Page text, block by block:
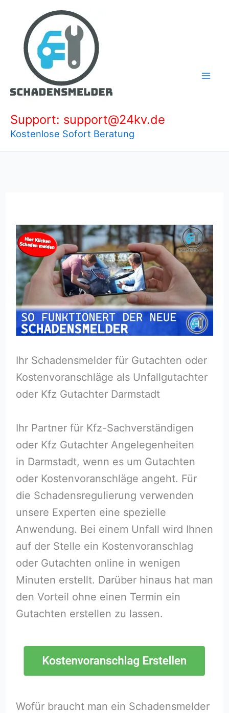
springen
Support: support@24kv.de
Kostenlose Sofort Beratung
Ihr Schadensmelder für Gutachten oder
Kostenvoranschläge als Unfallgutachter
oder Kfz Gutachter Darmstadt
Ihr Partner für Kfz-Sachverständigen
oder Kfz Gutachter Angelegenheiten
in Darmstadt, wenn es um Gutachten
oder Kostenvoranschläge angeht. Für
die Schadensregulierung verwenden
unsere Experten eine spezielle
Anwendung. Bei einem Unfall wird Ihnen
auf der Stelle ein Kostenvoranschlag
oder Gutachten online in wenigen
Minuten erstellt. Darüber hinaus hat man
den Vorteil ohne einen Termin ein
Gutachten erstellen zu lassen.
Wofür braucht man ein Schadensmelder